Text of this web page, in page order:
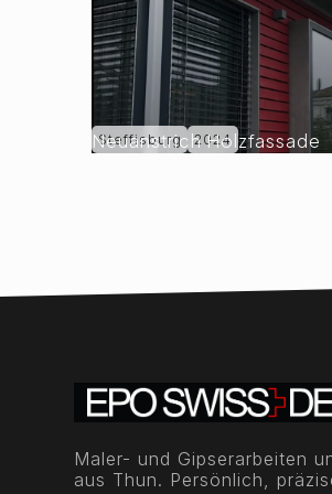
Neuanstrich Holzfassade
Steffisburg 2024
Maler- und Gipserarbeiten
aus Thun. Persönlich,